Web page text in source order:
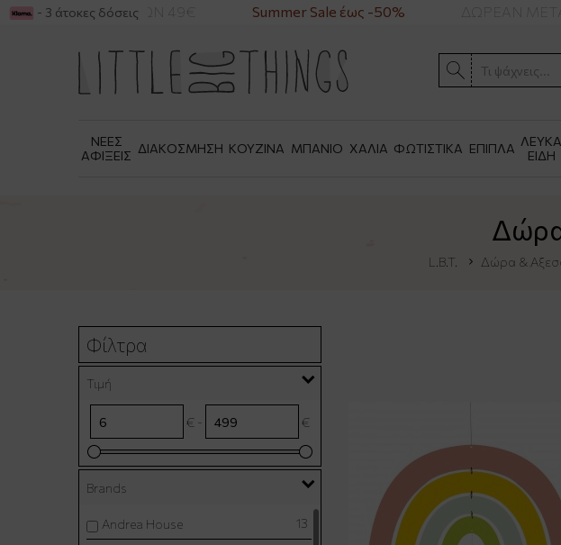
ΑΝΩ ΤΩΝ 49€ Summer Sale έως -50% ΔΩΡΕΑΝ
- 3 άτοκες δόσεις
ΝΕΕΣ
ΑΦΙΞΕΙΣ ΔΙΑΚΟΣΜΗΣΗ ΚΟΥΖΙΝΑ ΜΠΑΝΙΟ ΧΑΛΙΑ ΦΩΤΙΣΤΙΚΑ ΕΠΙΠΛΑ ΛΕΥΚΑ
ΕΙΔΗ
Δώρα
L.B.T. Δώρα &
Φίλτρα
Τιμή
€ - €
Brands
Andrea House 13